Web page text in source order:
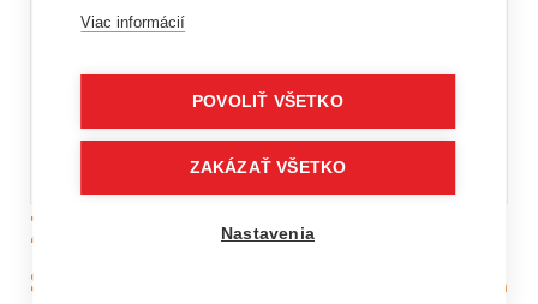
Zatĺkacia hmoždinka so
skrutkou
doplnky na komín
Viac informácií
POVOLIŤ VŠETKO
ZAKÁZAŤ VŠETKO
Nastavenia